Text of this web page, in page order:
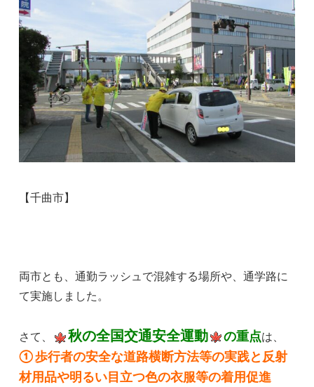
【千曲市】
両市とも、通勤ラッシュで混雑する場所や、通学路に
て実施しました。
さて、 秋の全国交通安全運動 の重点は、
① 歩行者の安全な道路横断方法等の実践と反射
材用品や明るい目立つ色の衣服等の着用促進